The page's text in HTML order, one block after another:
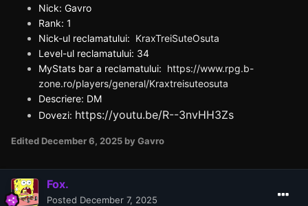
Nick: Gavro
Rank: 1
Nick-ul reclamatului: KraxTreiSuteOsuta
Level-ul reclamatului: 34
MyStats bar a reclamatului: https://www.rpg.b-
zone.ro/players/general/Kraxtreisuteosuta
Descriere: DM
Dovezi: https://youtu.be/R--3nvHH3Zs
Edited December 6, 2025 by Gavro
Fox.
Posted December 7, 2025